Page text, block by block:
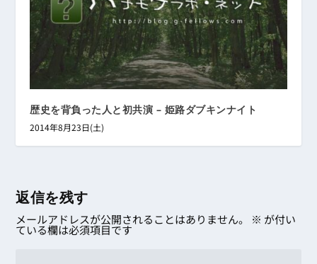
歴史を背負った人と初共演 – 姫路ダブキンナイト
2014年8月23日(土)
返信を残す
メールアドレスが公開されることはありません。 ※ が付い
ている欄は必須項目です